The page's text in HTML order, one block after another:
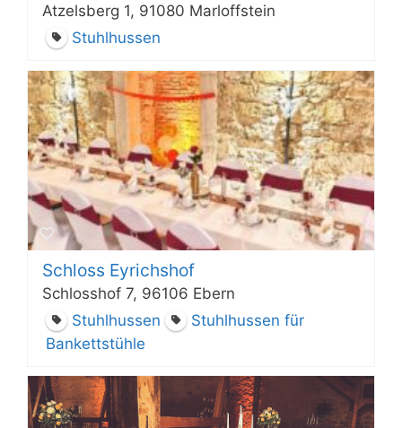
Atzelsberg 1, 91080 Marloffstein
Stuhlhussen
Schloss Eyrichshof
Schlosshof 7, 96106 Ebern
Stuhlhussen
Stuhlhussen für
Bankettstühle